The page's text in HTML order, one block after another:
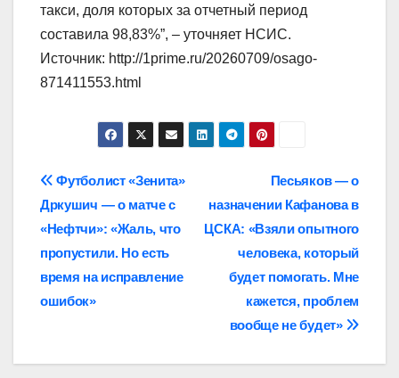
такси, доля которых за отчетный период
составила 98,83%”, – уточняет НСИС.
Источник: http://1prime.ru/20260709/osago-
871411553.html
Навигация
по
записям
Песьяков — о
назначении Кафанова в
ЦСКА: «Взяли опытного
человека, который
будет помогать. Мне
кажется, проблем
вообще не будет»
Футболист «Зенита»
Дркушич — о матче с
«Нефтчи»: «Жаль, что
пропустили. Но есть
время на исправление
ошибок»